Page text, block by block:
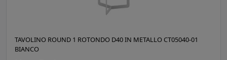
TAVOLINO ROUND 1 ROTONDO D40 IN METALLO CT05040-01
BIANCO